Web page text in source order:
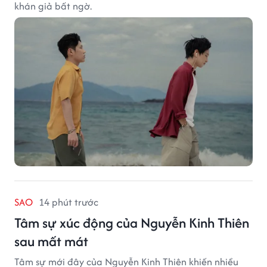
khán giả bất ngờ.
SAO 14 phút trước
Tâm sự xúc động của Nguyễn Kinh Thiên
sau mất mát
Tâm sự mới đây của Nguyễn Kinh Thiên khiến nhiều